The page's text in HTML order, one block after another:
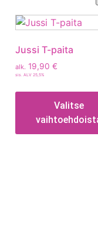
Jussi T-paita
alk. 19,90 €
sis. ALV 25,5%
Valitse